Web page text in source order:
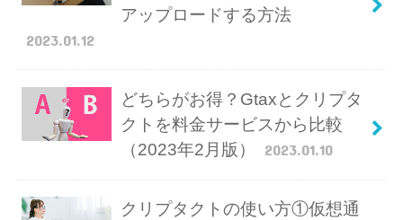
アップロードする方法
2023.01.12
どちらがお得？Gtaxとクリプタ
クトを料金サービスから比較
（2023年2月版）
2023.01.10
クリプタクトの使い方①仮想通